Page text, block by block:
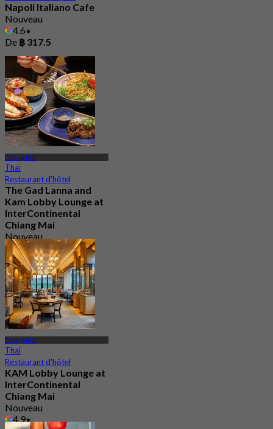
Napoli Italiano Cafe
Nouveau
4.6
De ฿ 317.5
Chiang Mai
Thaï
Restaurant d'hôtel
The Gad Lanna and
Kam Lobby Lounge at
InterContinental
Chiang Mai
Nouveau
4.9
De฿ 625
Chiang Mai
Thaï
Restaurant d'hôtel
KAM Lobby Lounge at
InterContinental
Chiang Mai
Nouveau
4.9